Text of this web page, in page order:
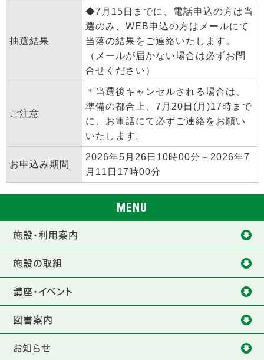
抽選結果
◆7月15日までに、電話申込の方は当
選のみ、WEB申込の方はメールにて
当落の結果をご連絡いたします。
（メールが届かない場合は必ずお問
合せください）
ご注意
＊当選後キャンセルされる場合は、
準備の都合上、7月20日(月)17時まで
に、お電話にて必ずご連絡をお願い
いたします。
お申込み期間
2026年5月26日10時00分～2026年7
月11日17時00分
MENU
施設・利用案内
施設の取組
講座・イベント
図書案内
お知らせ